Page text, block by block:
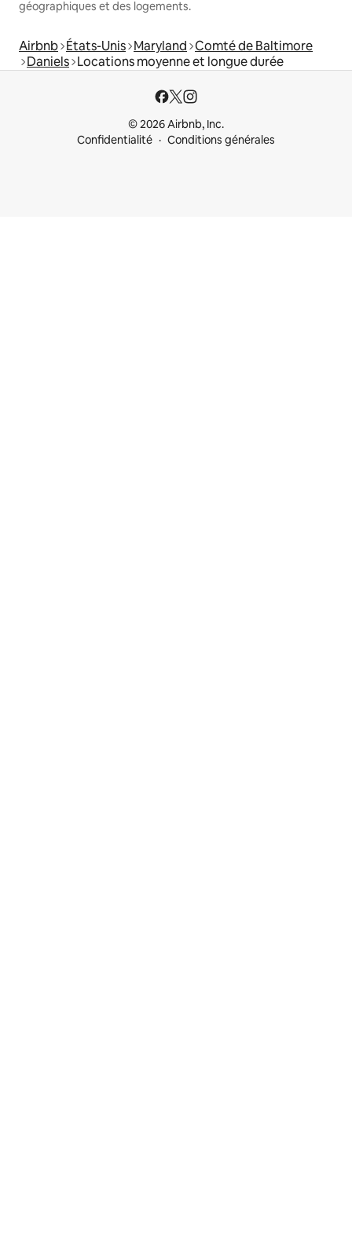
géographiques et des logements.
Airbnb États-Unis Maryland Comté de Baltimore
Daniels Locations moyenne et longue durée
© 2026 Airbnb, Inc.
Confidentialité
Conditions générales